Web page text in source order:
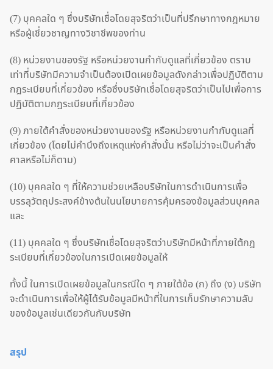
(7) บุคคลใด ๆ ซึ่งบริษัทเชื่อโดยสุจริตว่าเป็นที่ปรึกษาทางกฎหมาย
หรือผู้เชี่ยวชาญทางวิชาชีพของท่าน
(8) หน่วยงานของรัฐ หรือหน่วยงานกำกับดูแลที่เกี่ยวข้อง ตราบ
เท่าที่บริษัทมีความจำเป็นต้องเปิดเผยข้อมูลดังกล่าวเพื่อปฏิบัติตาม
กฎระเบียบที่เกี่ยวข้อง หรือซึ่งบริษัทเชื่อโดยสุจริตว่าเป็นไปเพื่อการ
ปฏิบัติตามกฎระเบียบที่เกี่ยวข้อง
(9) ภายใต้คำสั่งของหน่วยงานของรัฐ หรือหน่วยงานกำกับดูแลที่
เกี่ยวข้อง (โดยไม่คำนึงถึงเหตุแห่งคำสั่งนั้น หรือไม่ว่าจะเป็นคำสั่ง
ศาลหรือไม่ก็ตาม)
(10) บุคคลใด ๆ ที่ให้ความช่วยเหลือบริษัทในการดำเนินการเพื่อ
บรรลุวัตถุประสงค์ข้างต้นในนโยบายการคุ้มครองข้อมูลส่วนบุคคล
และ
(11) บุคคลใด ๆ ซึ่งบริษัทเชื่อโดยสุจริตว่าบริษัทมีหน้าที่ภายใต้กฎ
ระเบียบที่เกี่ยวข้องในการเปิดเผยข้อมูลให้
ทั้งนี้ ในการเปิดเผยข้อมูลในกรณีใด ๆ ภายใต้ข้อ (ก) ถึง (ง) บริษัท
จะดำเนินการเพื่อให้ผู้ได้รับข้อมูลมีหน้าที่ในการเก็บรักษาความลับ
ของข้อมูลเช่นเดียวกันกับบริษัท
สรุป